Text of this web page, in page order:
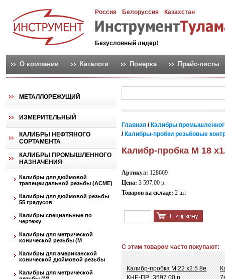
Россия Белоруссия Казахстан
Безусловный лидер!
О компании Каталоги Поверка Прайс-листы
МЕТАЛЛОРЕЖУЩИЙ
ИЗМЕРИТЕЛЬНЫЙ
КАЛИБРЫ НЕФТЯНОГО
СОРТАМЕНТА
КАЛИБРЫ ПРОМЫШЛЕННОГО
НАЗНАЧЕНИЯ
Калибры для дюймовой
трапецеидальной резьбы (АСМЕ)
Калибры для дюймовой резьбы
55 градусов
Калибры специальные по
чертежу
Калибры для метрической
конической резьбы (М
Калибры для американской
конической дюймовой резьбы
Калибры для метрической
Главная / Калибры
/ Калибры-пробки резьбовые
Калибр-пробка М 18
Артикул: 128669
Цена: 3 597,00 р.
Товаров на складе: 2 шт
С этим товаром часто покупают:
Калибр-пробка М 22 х2.5 8e
КНЕ-ПР 3597.00 р.